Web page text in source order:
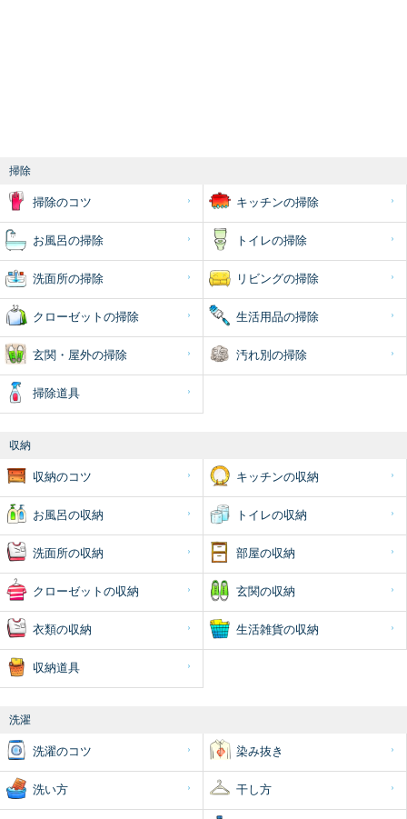
掃除
掃除のコツ キッチンの掃除
お風呂の掃除 トイレの掃除
洗面所の掃除 リビングの掃除
クローゼットの掃除 生活用品の掃除
玄関・屋外の掃除 汚れ別の掃除
掃除道具
収納
収納のコツ キッチンの収納
お風呂の収納 トイレの収納
洗面所の収納 部屋の収納
クローゼットの収納 玄関の収納
衣類の収納 生活雑貨の収納
収納道具
洗濯
洗濯のコツ 染み抜き
洗い方 干し方